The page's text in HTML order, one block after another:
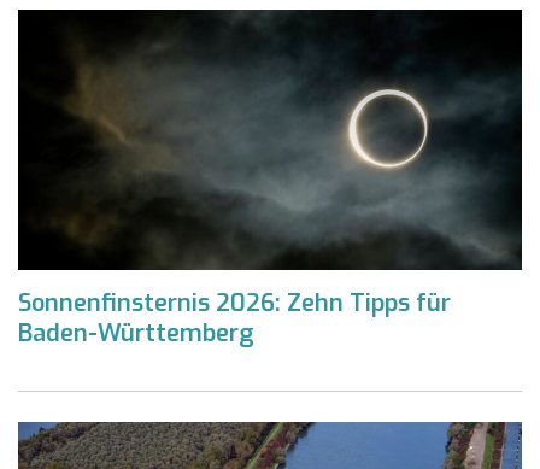
Sonnenfinsternis 2026: Zehn Tipps für
Baden-Württemberg